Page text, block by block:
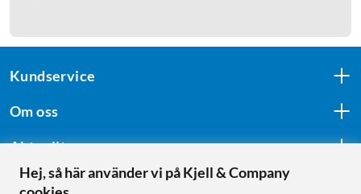
Kundservice
Om oss
Aktuellt
Hej, så här använder vi på Kjell & Company